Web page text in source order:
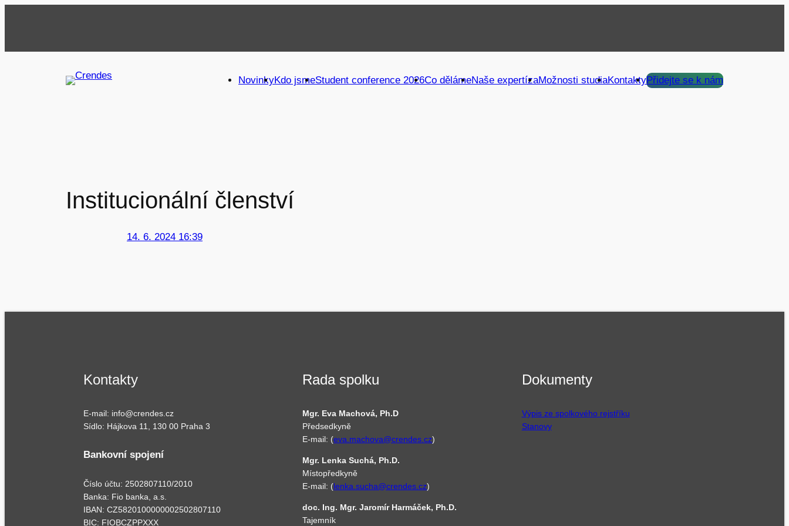
NovinkyKdo jsmeStudent conference 2026Co dělámeNaše expertízaMožnosti studiaKontaktyPřidejte se k nám
Institucionální členství
14. 6. 2024 16:39
Kontakty
E-mail: info@crendes.cz
Sídlo: Hájkova 11, 130 00 Praha 3
Bankovní spojení
Číslo účtu: 2502807110/2010
Banka: Fio banka, a.s.
IBAN: CZ5820100000002502807110
BIC: FIOBCZPPXXX
Rada spolku
Mgr. Eva Machová, Ph.D
Předsedkyně
E-mail: (eva.machova@crendes.cz)
Mgr. Lenka Suchá, Ph.D.
Místopředkyně
E-mail: (lenka.sucha@crendes.cz)
doc. Ing. Mgr. Jaromír Harmáček, Ph.D.
Tajemník
Dokumenty
Výpis ze spolkového rejstříku
Stanovy